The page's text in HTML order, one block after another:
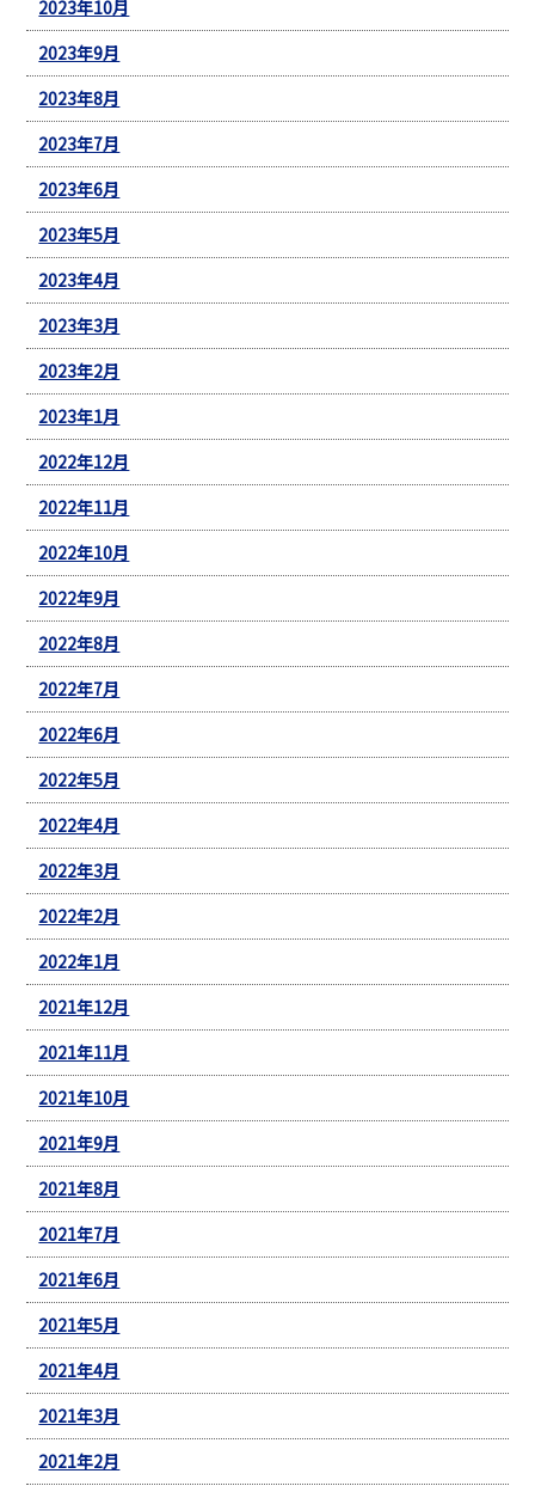
2023年10月
2023年9月
2023年8月
2023年7月
2023年6月
2023年5月
2023年4月
2023年3月
2023年2月
2023年1月
2022年12月
2022年11月
2022年10月
2022年9月
2022年8月
2022年7月
2022年6月
2022年5月
2022年4月
2022年3月
2022年2月
2022年1月
2021年12月
2021年11月
2021年10月
2021年9月
2021年8月
2021年7月
2021年6月
2021年5月
2021年4月
2021年3月
2021年2月